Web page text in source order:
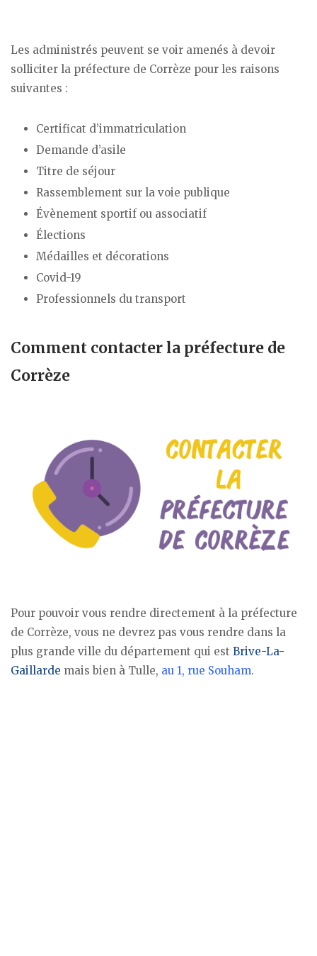
Les administrés peuvent se voir amenés à devoir
solliciter la préfecture de Corrèze pour les raisons
suivantes :
Certificat d’immatriculation
Demande d’asile
Titre de séjour
Rassemblement sur la voie publique
Évènement sportif ou associatif
Élections
Médailles et décorations
Covid-19
Professionnels du transport
Comment contacter la préfecture de
Corrèze
Pour pouvoir vous rendre directement à la préfecture
de Corrèze, vous ne devrez pas vous rendre dans la
plus grande ville du département qui est Brive-La-
Gaillarde mais bien à Tulle, au 1, rue Souham.